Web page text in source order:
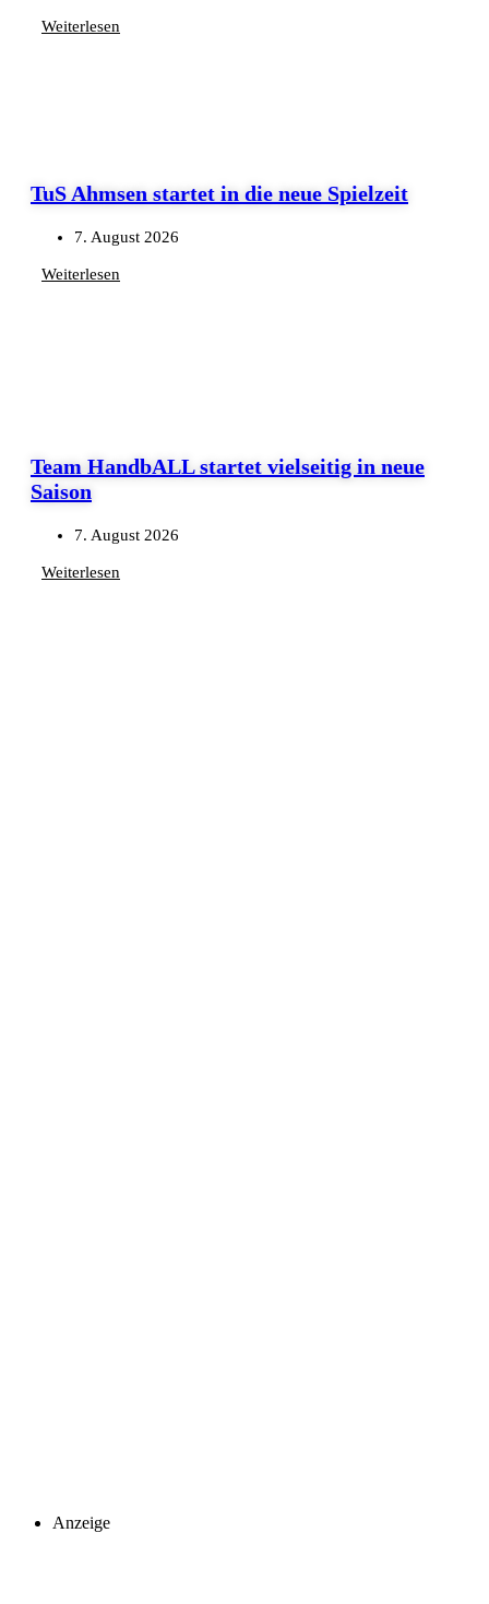
Weiterlesen
TuS Ahmsen startet in die neue Spielzeit
7. August 2026
Weiterlesen
Team HandbALL startet vielseitig in neue
Saison
7. August 2026
Weiterlesen
Anzeige